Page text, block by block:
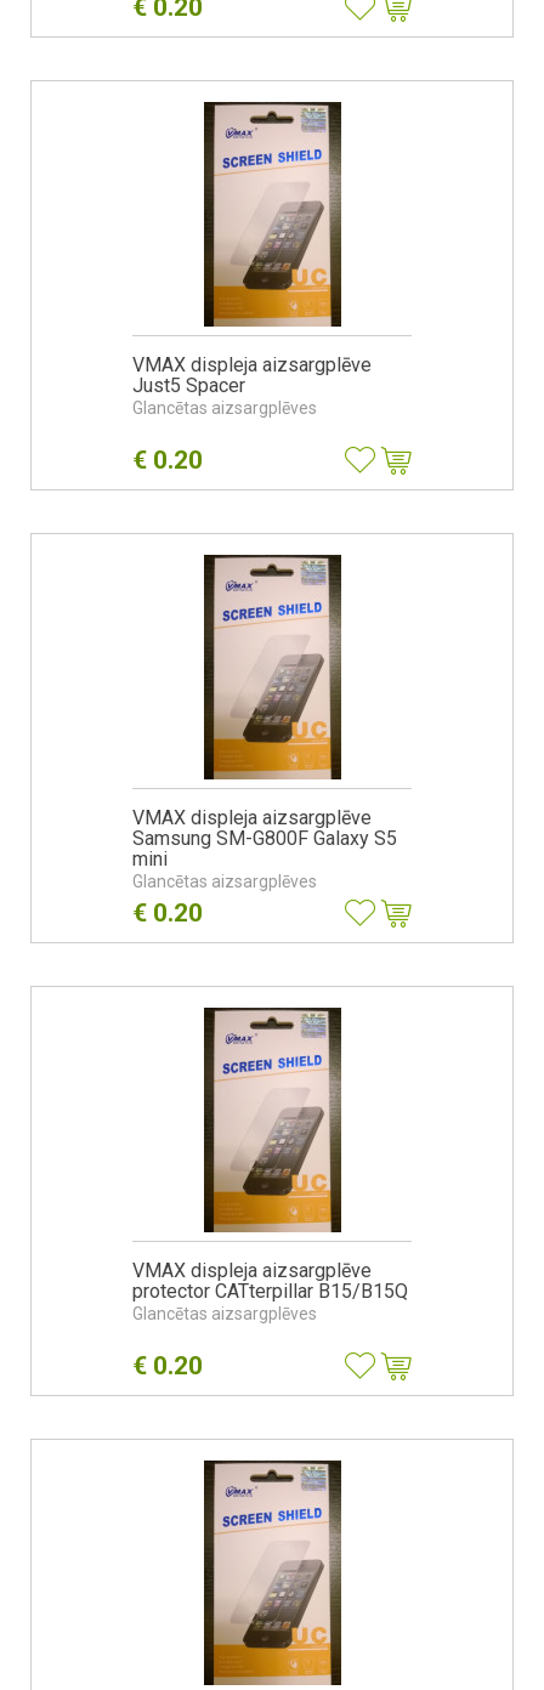
€ 0.20
VMAX displeja aizsargplēve
Just5 Spacer
Glancētas aizsargplēves
€ 0.20
VMAX displeja aizsargplēve
Samsung SM-G800F Galaxy S5
mini
Glancētas aizsargplēves
€ 0.20
VMAX displeja aizsargplēve
protector CATterpillar B15/B15Q
Glancētas aizsargplēves
€ 0.20